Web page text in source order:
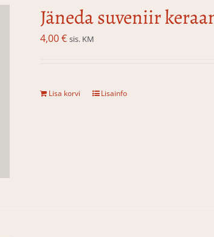
Jäneda suveniir
4,00€ sis. KM
Lisa korvi Lisainfo